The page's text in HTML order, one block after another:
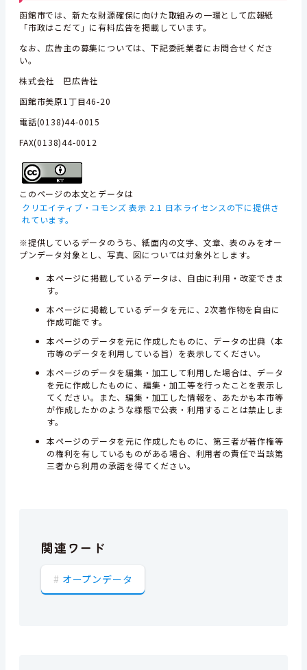
函館市では、新たな財源確保に向けた取組みの一環として広報紙
「市政はこだて」に有料広告を掲載しています。
なお、広告主の募集については、下記委託業者にお問合せくださ
い。
株式会社 巴広告社
函館市美原1丁目46-20
電話(0138)44-0015
FAX(0138)44-0012
このページの本文とデータは
クリエイティブ・コモンズ 表示 2.1 日本ライセンスの下に提供さ
れています。
※提供しているデータのうち、紙面内の文字、文章、表のみをオー
プンデータ対象とし、写真、図については対象外とします。
本ページに掲載しているデータは、自由に利用・改変できま
す。
本ページに掲載しているデータを元に、2次著作物を自由に
作成可能です。
本ページのデータを元に作成したものに、データの出典（本
市等のデータを利用している旨）を表示してください。
本ページのデータを編集・加工して利用した場合は、データ
を元に作成したものに、編集・加工等を行ったことを表示し
てください。また、編集・加工した情報を、あたかも本市等
が作成したかのような様態で公表・利用することは禁止しま
す。
本ページのデータを元に作成したものに、第三者が著作権等
の権利を有しているものがある場合、利用者の責任で当該第
三者から利用の承諾を得てください。
関連ワード
オープンデータ